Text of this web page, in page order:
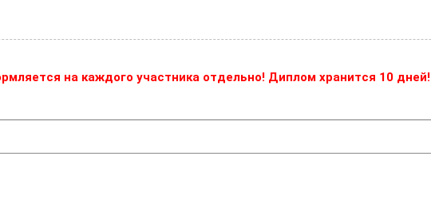
на каждого участника отдельно! Диплом хранится 10 дней!